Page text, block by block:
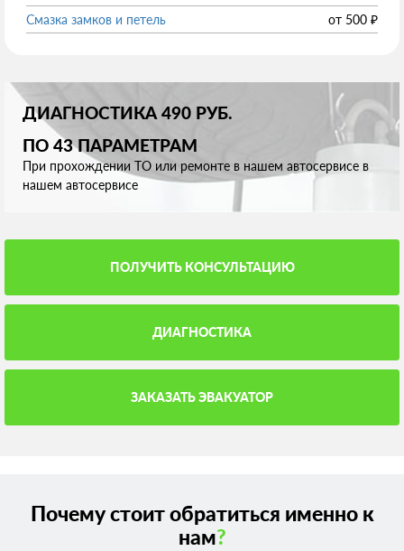
Смазка замков и петель
от 500 ₽
ДИАГНОСТИКА 490 РУБ.
ПО 43 ПАРАМЕТРАМ
При прохождении ТО или ремонте в нашем автосервисе в
нашем автосервисе
ПОЛУЧИТЬ КОНСУЛЬТАЦИЮ
ДИАГНОСТИКА
ЗАКАЗАТЬ ЭВАКУАТОР
Почему стоит обратиться именно к
нам?